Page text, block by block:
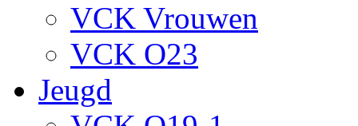
VCK Vrouwen
VCK O23
Jeugd